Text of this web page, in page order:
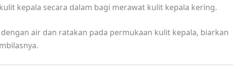
kepala secara dalam bagi merawat kulit kepala kering.
air dan ratakan pada permukaan kulit kepala, biarkan